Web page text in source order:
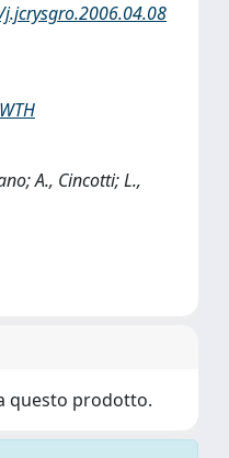
A., Cincotti; L.,
questo prodotto.